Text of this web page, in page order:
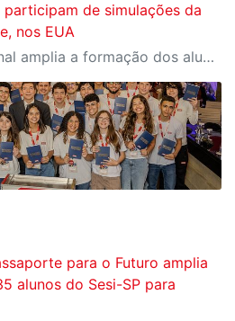
participam de simulações da
nos EUA
Experiência internacional amplia a formação dos alunos e reafirma o foco do Sesi-SP no protagonismo juvenil
para o Futuro amplia
alunos do Sesi-SP para